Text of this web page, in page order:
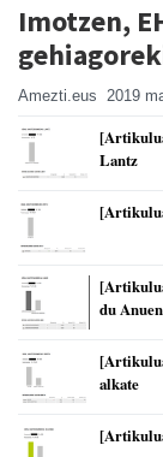
Imotzen,
Amezti.eus 2019
Lantz
du Anuen
alkate